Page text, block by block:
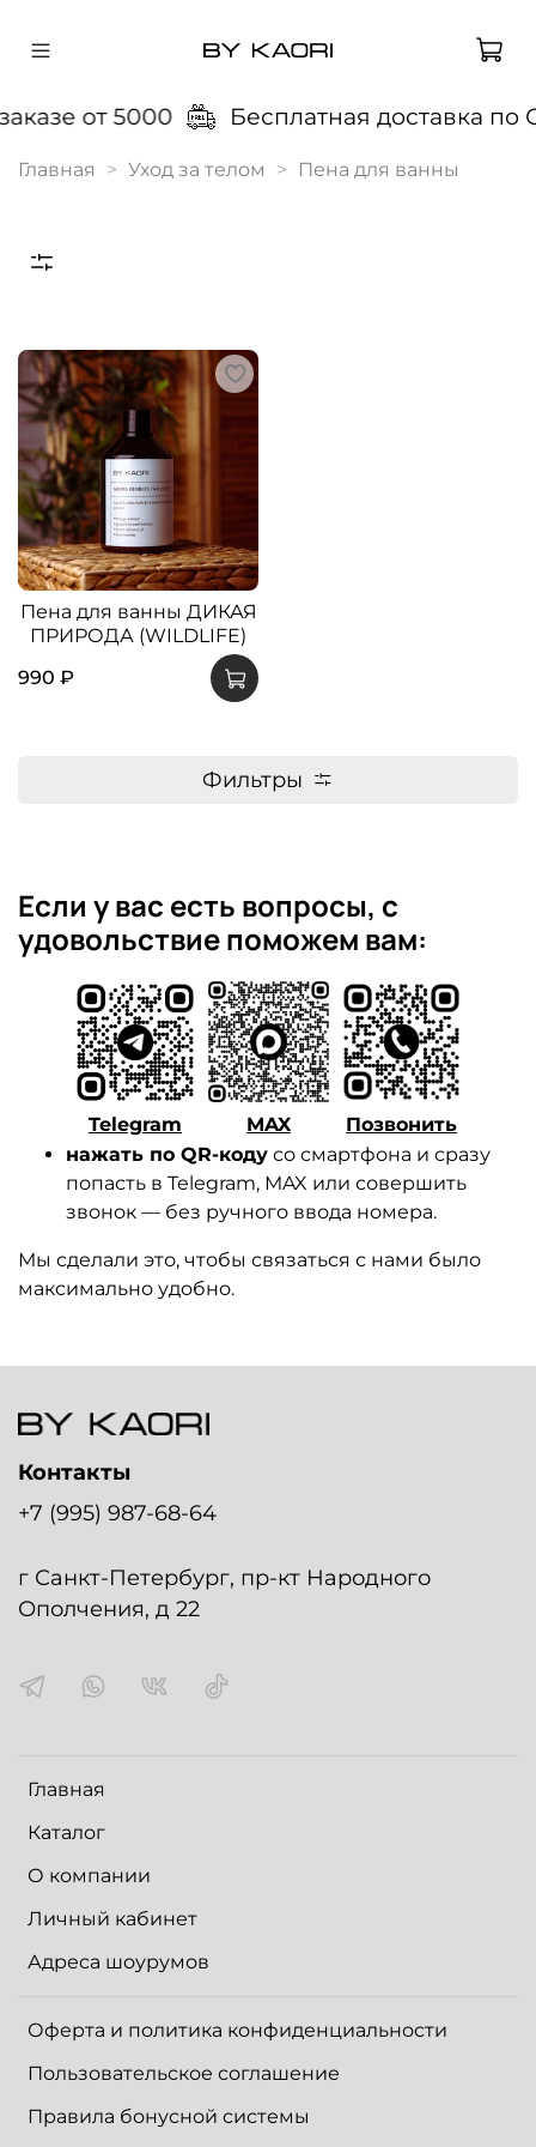
от 5000 Бесплатная доставка по
Главная Уход за телом Пена для ванны
Пена для ванны ДИКАЯ
ПРИРОДА (WILDLIFE)
990 ₽
Фильтры
Если у вас есть вопросы, с
удовольствие поможем вам:
Telegram MAX
Позвонить
нажать по QR-коду со смартфона и сразу
попасть в Telegram, MAX или совершить
звонок — без ручного ввода номера.
Мы сделали это, чтобы связаться с нами было
максимально удобно.
Главная
Каталог
О компании
Личный кабинет
Адреса шоурумов
Оферта и политика конфиденциальности
Пользовательское соглашение
Правила бонусной системы
Контакты
+7 (995) 987-68-64
г Санкт-Петербург, пр-кт Народного
Ополчения, д 22